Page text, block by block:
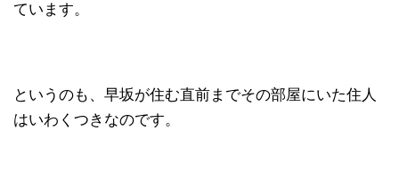
ています。
というのも、早坂が住む直前までその部屋にいた住人
はいわくつきなのです。